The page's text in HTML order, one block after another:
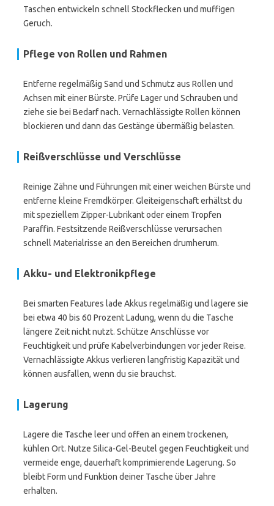
Taschen entwickeln schnell Stockflecken und muffigen
Geruch.
Pflege von Rollen und Rahmen
Entferne regelmäßig Sand und Schmutz aus Rollen und
Achsen mit einer Bürste. Prüfe Lager und Schrauben und
ziehe sie bei Bedarf nach. Vernachlässigte Rollen können
blockieren und dann das Gestänge übermäßig belasten.
Reißverschlüsse und Verschlüsse
Reinige Zähne und Führungen mit einer weichen Bürste und
entferne kleine Fremdkörper. Gleiteigenschaft erhältst du
mit speziellem Zipper-Lubrikant oder einem Tropfen
Paraffin. Festsitzende Reißverschlüsse verursachen
schnell Materialrisse an den Bereichen drumherum.
Akku- und Elektronikpflege
Bei smarten Features lade Akkus regelmäßig und lagere sie
bei etwa 40 bis 60 Prozent Ladung, wenn du die Tasche
längere Zeit nicht nutzt. Schütze Anschlüsse vor
Feuchtigkeit und prüfe Kabelverbindungen vor jeder Reise.
Vernachlässigte Akkus verlieren langfristig Kapazität und
können ausfallen, wenn du sie brauchst.
Lagerung
Lagere die Tasche leer und offen an einem trockenen,
kühlen Ort. Nutze Silica-Gel-Beutel gegen Feuchtigkeit und
vermeide enge, dauerhaft komprimierende Lagerung. So
bleibt Form und Funktion deiner Tasche über Jahre
erhalten.